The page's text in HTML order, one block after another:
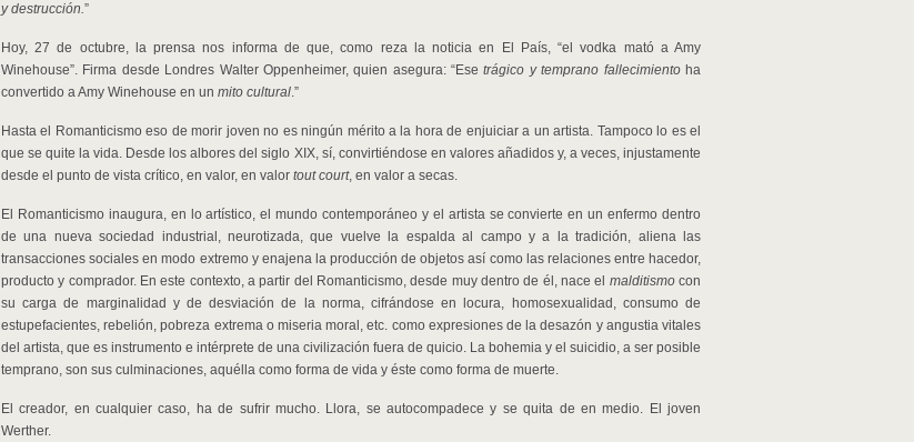
y destrucción.”
Hoy, 27 de octubre, la prensa nos informa de que, como reza la noticia en El País, “el vodka mató a Amy
Winehouse”. Firma desde Londres Walter Oppenheimer, quien asegura: “Esetrágico y temprano fallecimientoha
convertido a Amy Winehouse en un mito cultural.”
Hasta el Romanticismo eso de morir joven no es ningún mérito a la hora de enjuiciar a un artista. Tampoco lo es el
que se quite la vida. Desde los albores del siglo XIX, sí, convirtiéndose en valores añadidos y, a veces, injustamente
desde el punto de vista crítico, en valor, en valor tout court, en valor a secas.
El Romanticismo inaugura, en lo artístico, el mundo contemporáneo y el artista se convierte en un enfermo dentro
de una nueva sociedad industrial, neurotizada, que vuelve la espalda al campo y a la tradición, aliena las
transacciones sociales en modo extremo y enajena la producción de objetos así como las relaciones entre hacedor,
producto y comprador. En este contexto, a partir del Romanticismo, desde muy dentro de él, nace el malditismocon
su carga de marginalidad y de desviación de la norma, cifrándose en locura, homosexualidad, consumo de
estupefacientes, rebelión, pobreza extrema o miseria moral, etc. como expresiones de la desazón y angustia vitales
del artista, que es instrumento e intérprete de una civilización fuera de quicio. La bohemia y el suicidio, a ser posible
temprano, son sus culminaciones, aquélla como forma de vida y éste como forma de muerte.
El creador, en cualquier caso, ha de sufrir mucho. Llora, se autocompadece y se quita de en medio. El joven
Werther.